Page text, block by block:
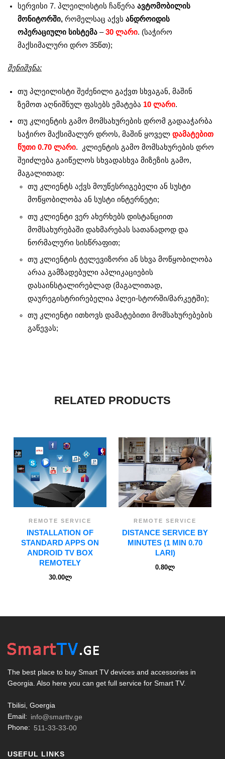
სერვისი 7. პლეილისტის ჩაწერა ავტომობილის
მონიტორში, რომელსაც აქვს ანდროიდის
ოპერაციული სისტემა –30 ლარი. (საჭირო
მაქსიმალური დრო 35წთ);
შენიშვნა:
თუ პლეილისტი შეძენილი გაქვთ სხვაგან, მაშინ
ზემოთ აღნიშნულ ფასებს ემატება 10 ლარი.
თუ კლიენტის გამო მომსახურების დრომ გადააჭარბა
საჭირო მაქსიმალურ დროს, მაშინ ყოველ დამატებით
წუთი 0.70 ლარი. კლიენტის გამო მომსახურების დრო
შეიძლება გაიწელოს სხვადასხვა მიზეზის გამო,
მაგალითად:
თუ კლიენტს აქვს მოუწესრიგებელი ან სუსტი
მოწყობილობა ან სუსტი ინტერნეტი;
თუ კლიენტი ვერ ახერხებს დისტანციით
მომსახურებაში დახმარებას სათანადოდ და
ნორმალური სისწრაფით;
თუ კლიენტის ტელევიზორი ან სხვა მოწყობილობა
არაა გამზადებული აპლიკაციების
დასაინსტალირებლად (მაგალითად,
დაურეგისტრირებელია პლეი-სტორში/მარკეტში);
თუ კლიენტი ითხოვს დამატებითი მომსახურებების
გაწევას;
RELATED PRODUCTS
REMOTE SERVICE
INSTALLATION OF
STANDARD APPS ON
ANDROID TV BOX
REMOTELY
30.00ლ
REMOTE SERVICE
DISTANCE SERVICE BY
MINUTES (1 MIN 0.70
LARI)
0.80ლ
The best place to buy Smart TV devices and accessories in
Georgia. Also here you can get full service for Smart TV.
Tbilisi, Goergia
Email: info@smarttv.ge
Phone: 511-33-33-00
USEFUL LINKS